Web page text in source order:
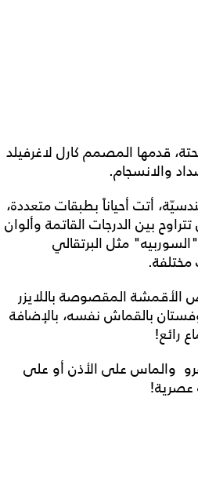
قدمها المصمم كارل لاغرفيلد
والانسجام.
أتت أحياناً بطبقات متعددة،
بين الدرجات القاتمة وألوان
مثل البرتقالي
مختلفة.
الأقمشة المقصوصة باللايزر
بالقماش نفسه، بالإضافة
رائع!
والماس على الأذن أو على
عصرية!